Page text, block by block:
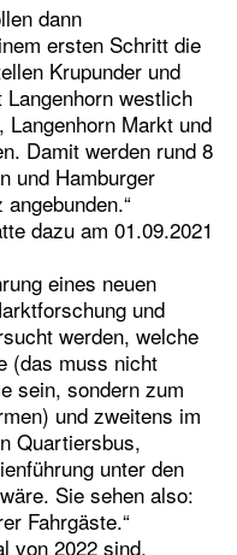
dann
ersten Schritt die
Krupunder und
westlich
Markt und
Damit werden rund 8
und Hamburger
dazu am 01.09.2021
eines neuen
und
werden, welche
(das muss nicht
sein, sondern zum
und zweitens im
Quartiersbus,
unter den
Sie sehen also:
Fahrgäste.“
von 2022 sind,